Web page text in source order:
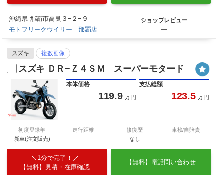
沖縄県 那覇市高良３−２−９
モトフリークウイリー 那覇店
ショップレビュー
―
スズキ 複数画像
スズキ ＤＲ−Ｚ４ＳＭ スーパーモタード
本体価格
119.9 万円
支払総額
123.5 万円
初度登録年
新車(注文販売)
走行距離
―
修復歴
なし
車検/自賠責
―
1分で完了！
【無料】見積・在庫確認
【無料】電話問い合わせ